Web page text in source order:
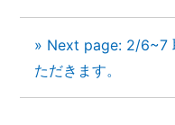
» Next page: 2/6~7
ただきます。